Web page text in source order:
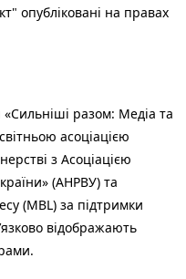
опубліковані на правах
разом: Медіа та
асоціацією
з Асоціацією
(АНРВУ) та
(MBL) за підтримки
відображають